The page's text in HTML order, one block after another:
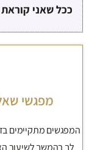
ככל שאני
מפגשי
המפגשים מתקיימים
לך בהמשך לשיעור